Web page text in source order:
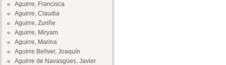
Aguirre, Francisca
Aguirre, Claudia
Aguirre, Zuriñe
Aguirre, Miryam
Aguirre, Marina
Aguirre Bellver, Joaquín
Aguirre de Navasgües, Javier